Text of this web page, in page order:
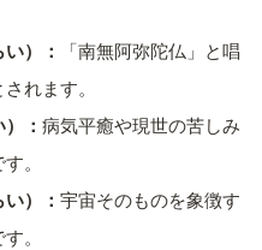
）：
「南無阿弥陀仏」と唱
れます。
： 病気平癒や現世の苦しみ
。
）： 宇宙そのものを象徴す
。